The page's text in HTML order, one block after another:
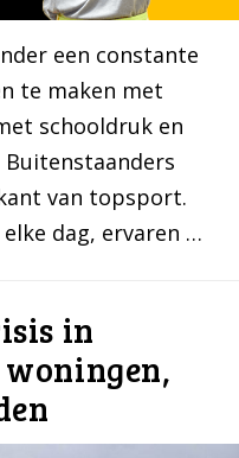
een constante
te maken met
schooldruk en
van topsport.
dag, ervaren …
in